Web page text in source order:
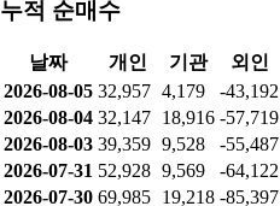
누적 순매수
날짜 개인 기관
외인
2026-08-05 32,957 4,179
-43,192
2026-08-04 32,147 18,916 -57,719
2026-08-03 39,359 9,528
-55,487
2026-07-31 52,928 9,569
-64,122
2026-07-30 69,985 19,218 -85,397